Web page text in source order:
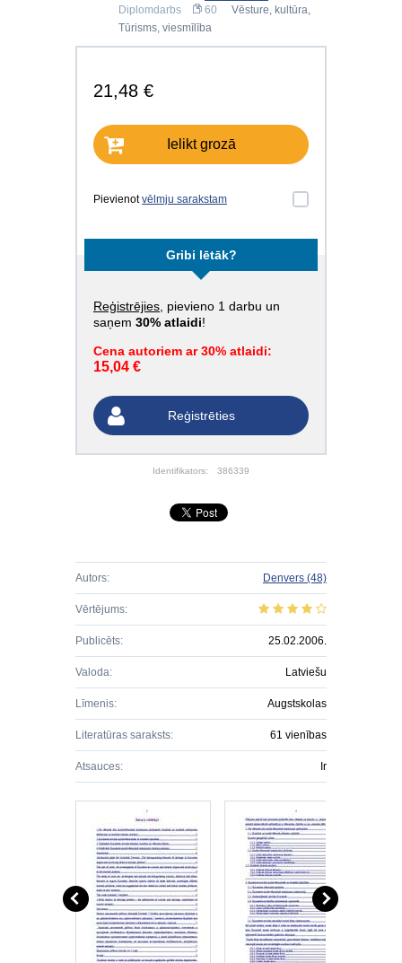
Diplomdarbs 60 Vēsture, kultūra,
Tūrisms, viesmīlība
21,48 €
Ielikt grozā
Pievienotvēlmju sarakstam
Gribi lētāk?
Reģistrējies , pievieno 1 darbu un
saņem 30% atlaidi!
Cena autoriem ar 30% atlaidi:
15,04 €
Reģistrēties
Identifikators: 386339
Autors: Denvers (48)
Vērtējums:
Publicēts: 25.02.2006.
Valoda: Latviešu
Līmenis: Augstskolas
Literatūras saraksts: 61 vienības
Atsauces: Ir